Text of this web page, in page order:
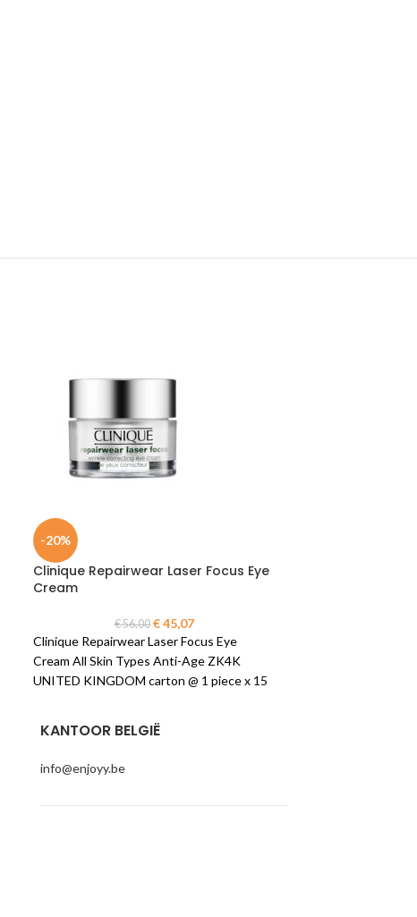
-20%
Clinique Repairwear Laser Focus Eye
Cream
€56,00 €45,07
Clinique Repairwear Laser Focus Eye
Cream All Skin Types Anti-Age ZK4K
UNITED KINGDOM carton @ 1 piece x 15
KANTOOR BELGIË
info@enjoyy.be